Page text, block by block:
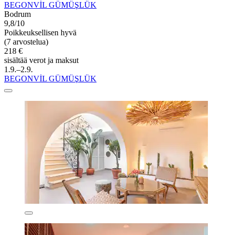
BEGONVİL GÜMÜŞLÜK
Bodrum
9,8/10
Poikkeuksellisen hyvä
(7 arvostelua)
218 €
sisältää verot ja maksut
1.9.–2.9.
BEGONVİL GÜMÜŞLÜK